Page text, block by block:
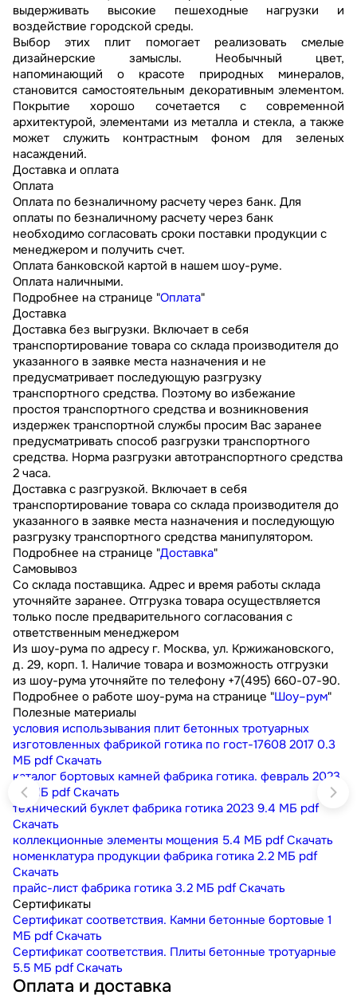
выдерживать высокие пешеходные нагрузки и
воздействие городской среды.
Выбор этих плит помогает реализовать смелые
дизайнерские замыслы. Необычный цвет,
напоминающий о красоте природных минералов,
становится самостоятельным декоративным элементом.
Покрытие хорошо сочетается с современной
архитектурой, элементами из металла и стекла, а также
может служить контрастным фоном для зеленых
насаждений.
Доставка и оплата
Оплата
Оплата по безналичному расчету через банк. Для
оплаты по безналичному расчету через банк
необходимо согласовать сроки поставки продукции с
менеджером и получить счет.
Оплата банковской картой в нашем шоу-руме.
Оплата наличными.
Подробнее на странице "Оплата"
Доставка
Доставка без выгрузки. Включает в себя
транспортирование товара со склада производителя до
указанного в заявке места назначения и не
предусматривает последующую разгрузку
транспортного средства. Поэтому во избежание
простоя транспортного средства и возникновения
издержек транспортной службы просим Вас заранее
предусматривать способ разгрузки транспортного
средства. Норма разгрузки автотранспортного средства
2 часа.
Доставка с разгрузкой. Включает в себя
транспортирование товара со склада производителя до
указанного в заявке места назначения и последующую
разгрузку транспортного средства манипулятором.
Подробнее на странице "Доставка"
Самовывоз
Со склада поставщика. Адрес и время работы склада
уточняйте заранее. Отгрузка товара осуществляется
только после предварительного согласования с
ответственным менеджером
Из шоу-рума по адресу г. Москва, ул. Кржижановского,
д. 29, корп. 1. Наличие товара и возможность отгрузки
из шоу-рума уточняйте по телефону +7(495) 660-07-90.
Подробнее о работе шоу-рума на странице "Шоу–рум"
Полезные материалы
условия использывания плит бетонных тротуарных
изготовленных фабрикой готика по гост-17608 2017 0.3
МБ pdf Скачать
каталог бортовых камней фабрика готика. февраль 2023
9.1 МБ pdf Скачать
технический буклет фабрика готика 2023 9.4 МБ pdf
Скачать
коллекционные элементы мощения 5.4 МБ pdf Скачать
номенклатура продукции фабрика готика 2.2 МБ pdf
Скачать
прайс-лист фабрика готика 3.2 МБ pdf Скачать
Сертификаты
Сертификат соответствия. Камни бетонные бортовые 1
МБ pdf Скачать
Сертификат соответствия. Плиты бетонные тротуарные
5.5 МБ pdf Скачать
Оплата и доставка